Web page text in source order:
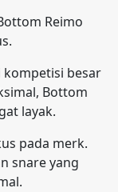
Reimo
besar
Bottom
layak.
pada merk.
snare yang